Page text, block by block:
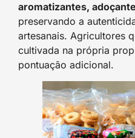
aromatizantes,
preservando a
artesanais. Agricultores
cultivada na própria
pontuação adicional.